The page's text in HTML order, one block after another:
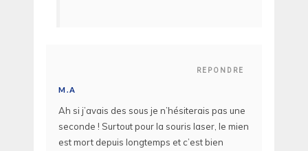
REPONDRE
M.A
Ah si j’avais des sous je n’hésiterais pas une
seconde ! Surtout pour la souris laser, le mien
est mort depuis longtemps et c’est bien